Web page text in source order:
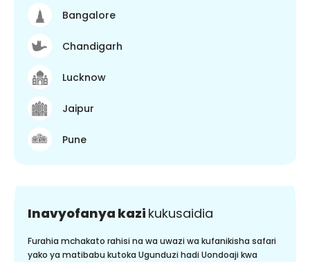
Bangalore
Chandigarh
Lucknow
Jaipur
Pune
Inavyofanya kazi kukusaidia
Furahia mchakato rahisi na wa uwazi wa kufanikisha safari
yako ya matibabu kutoka Ugunduzi hadi Uondoaji kwa